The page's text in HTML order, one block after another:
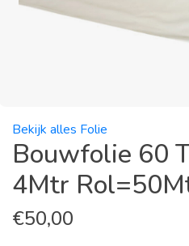
Bekijk alles Folie
Bouwfolie 60
4Mtr
€50,00